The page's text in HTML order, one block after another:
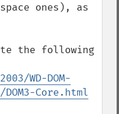
ones), as
the following
WD-DOM-
Core.html